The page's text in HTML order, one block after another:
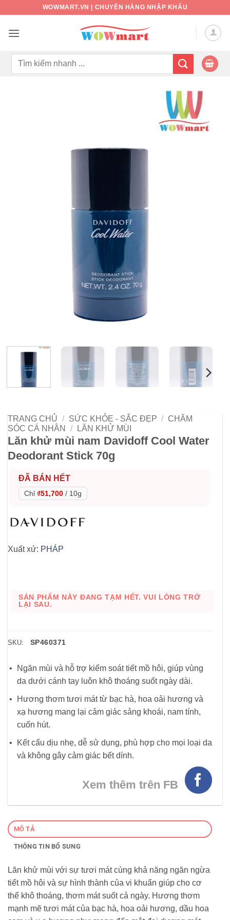
nội
WOWMART.VN | CHUYÊN HÀNG NHẬP KHẨU
Tìm
TRANG CHỦ / SỨC KHỎE - SẮC ĐẸP / CHĂM
SÓC CÁ NHÂN
/ LĂN KHỬ MÙI
Lăn khử mùi nam Davidoff Cool Water
Deodorant Stick 70g
ĐÃ BÁN HẾT
Chỉ ₫51,700 / 10g
Xuất xứ: PHÁP
SẢN PHẨM NÀY ĐANG TẠM HẾT. VUI LÒNG TRỞ
LẠI SAU.
SKU: SP460371
Ngăn mùi và hỗ trợ kiểm soát tiết mồ hôi, giúp vùng
da dưới cánh tay luôn khô thoáng suốt ngày dài.
Hương thơm tươi mát từ bạc hà, hoa oải hương và
xạ hương mang lại cảm giác sảng khoái, nam tính,
cuốn hút.
Kết cấu dịu nhẹ, dễ sử dụng, phù hợp cho mọi loại da
và không gây cảm giác bết dính.
Xem thêm trên FB
MÔ TẢ
THÔNG TIN BỔ SUNG
Lăn khử mùi với sự tươi mát cùng khả năng ngăn ngừa
tiết mồ hôi và sự hình thành của vi khuẩn giúp cho cơ
thể khô thoáng, thơm mát suốt cả ngày. Hương thơm
mạnh mẽ tươi mát của bạc hà, hoa oải hương, dầu hoa